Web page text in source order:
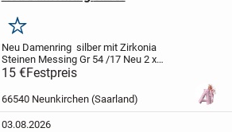
Merken
Neu Damenring silbermit Zirkonia
Steinen Messing Gr 54 /17 Neu 2 x
vorhandenje 15 EUR
15 €Festpreis
66540 Neunkirchen (Saarland)
03.08.2026